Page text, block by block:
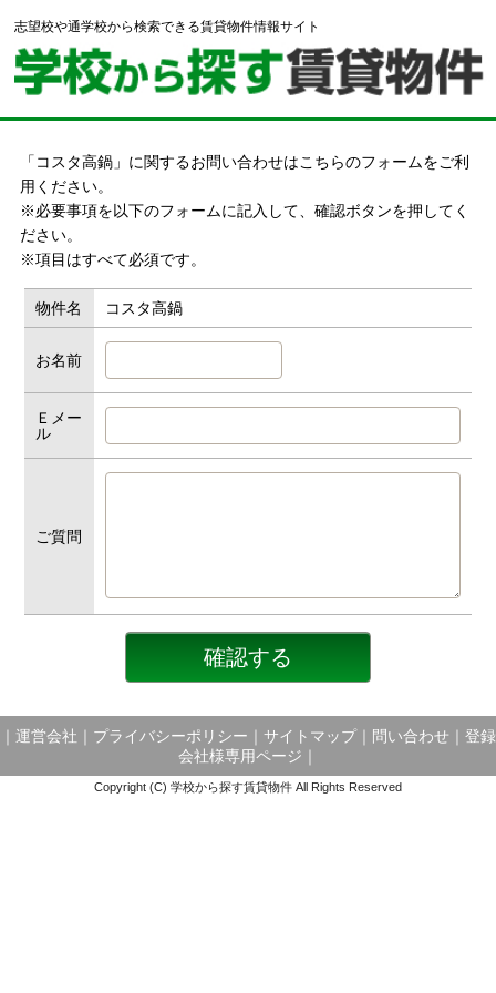
志望校や通学校から検索できる賃貸物件情報サイト
「コスタ高鍋」に関するお問い合わせはこちらのフォームをご利
用ください。
※必要事項を以下のフォームに記入して、確認ボタンを押してく
ださい。
※項目はすべて必須です。
物件名 コスタ高鍋
お名前
Ｅメー
ル
ご質問
運営会社 プライバシーポリシー サイトマップ｜ 問い合わせ
登録
会社様専用ページ
Copyright (C) 学校から探す賃貸物件 All Rights Reserved